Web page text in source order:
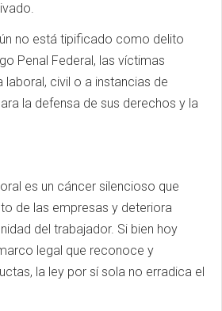
no está tipificado como delito
Penal Federal, las víctimas
laboral, civil o a instancias de
la defensa de sus derechos y la
es un cáncer silencioso que
de las empresas y deteriora
del trabajador. Si bien hoy
legal que reconoce y
la ley por sí sola no erradica el